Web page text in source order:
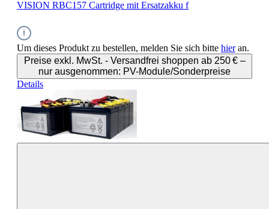
VISION RBC157 Cartridge mit Ersatzakku f
Um dieses Produkt zu bestellen, melden Sie sich bitte hieran.
Preise exkl. MwSt. - Versandfrei shoppen ab 250 € –
nur ausgenommen: PV-Module/Sonderpreise
Details